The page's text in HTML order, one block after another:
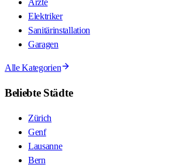
Ärzte
Elektriker
Sanitärinstallation
Garagen
Alle Kategorien
Beliebte Städte
Zürich
Genf
Lausanne
Bern